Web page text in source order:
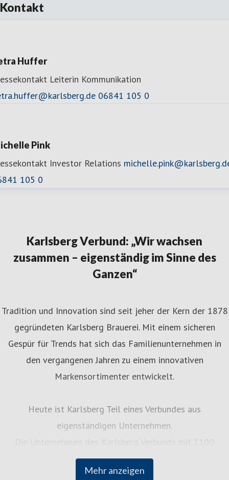
Kontakt
Huffer
Leiterin Kommunikation
06841 105 0
Pink
Investor Relations
105 0
Karlsberg Verbund: „Wir wachsen
zusammen – eigenständig im Sinne des
Ganzen“
Mehr anzeigen
Tradition und Innovation sind seit jeher der Kern der 1878
gegründeten Karlsberg Brauerei. Mit einem sicheren
Gespür für Trends hat sich das Familienunternehmen in
den vergangenen Jahren zu einem innovativen
Markensortimenter entwickelt.
Heute ist Karlsberg Teil eines Verbundes aus
eigenständigen Unternehmen.
Mitarbeiterinnen und Mitarbeitern bieten Getränke und
Dienstleistungen rund um den täglichen Genuss an: von